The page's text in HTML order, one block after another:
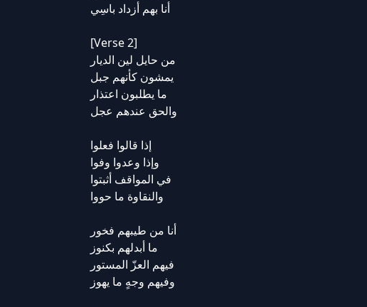
أنا بهم أزداد باسِي
[Verse 2]
من حايل لين الديار
يمشون كأنهم جبل
ما يطلبون اعتذار
والحق عندهم عجل
إذا قالوا فعلوا
وإذا وعدوا وفوا
في المواقف أثبتوا
والنقاوة ما حووا
أنا من طيبهم فخور
ما أبدلهم بكنوز
فيهم العزّ المستور
وفيهم وجهٍ ما يهوز